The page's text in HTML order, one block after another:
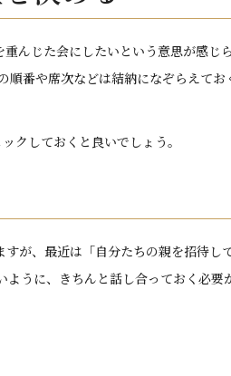
んじた会にしたいという意思が感じ
番や席次などは結納になぞらえて
クしておくと良いでしょう。
が、最近は「自分たちの親を招待し
うに、きちんと話し合っておく必